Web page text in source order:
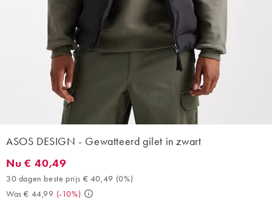
ASOS DESIGN - Gewatteerd gilet in zwart
Nu € 40,49. 30 dagen beste prijs € 40,49 (0%). Was € 44,99.
Nu € 40,49
30 dagen beste prijs € 40,49 (0%)
Was € 44,99 (-10%)